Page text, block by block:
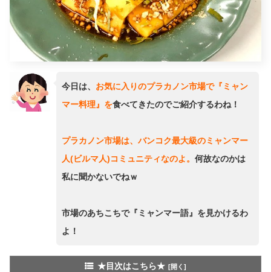
今日は、 お気に入りのプラカノン市場で『ミャン
マー料理』を食べてきたのでご紹介するわね！
プラカノン市場は、バンコク最大級のミャンマー
人(ビルマ人)コミュニティなのよ。 何故なのかは
私に聞かないでねｗ
市場のあちこちで『ミャンマー語』を見かけるわ
よ！
★目次はこちら★